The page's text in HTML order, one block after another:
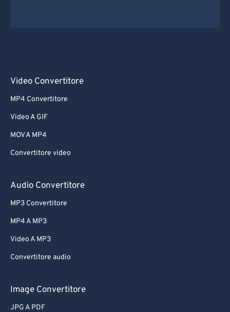
Video Convertitore
MP4 Convertitore
Video A GIF
MOV A MP4
Convertitore video
Audio Convertitore
MP3 Convertitore
MP4 A MP3
Video A MP3
Convertitore audio
Image Convertitore
JPG A PDF